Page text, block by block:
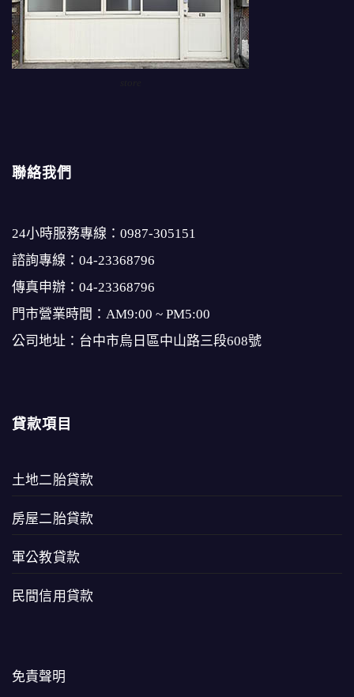
聯絡我們
24小時服務專線： 0987-305151
諮詢專線： 04-23368796
傳真申辦：04-23368796
門市營業時間：AM9:00 ~ PM5:00
公司地址：台中市烏日區中山路三段608號
貸款項目
土地二胎貸款
房屋二胎貸款
軍公教貸款
民間信用貸款
免責聲明